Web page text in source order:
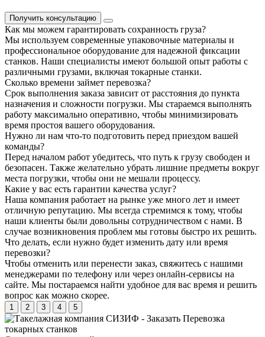
Получить консультацию
Как мы можем гарантировать сохранность груза?
Мы используем современные упаковочные материалы и
профессиональное оборудование для надежной фиксации
станков. Наши специалисты имеют большой опыт работы с
различными грузами, включая токарные станки.
Сколько времени займет перевозка?
Срок выполнения заказа зависит от расстояния до пункта
назначения и сложности погрузки. Мы стараемся выполнять
работу максимально оперативно, чтобы минимизировать
время простоя вашего оборудования.
Нужно ли нам что-то подготовить перед приездом вашей
команды?
Перед началом работ убедитесь, что путь к грузу свободен и
безопасен. Также желательно убрать лишние предметы вокруг
места погрузки, чтобы они не мешали процессу.
Какие у вас есть гарантии качества услуг?
Наша компания работает на рынке уже много лет и имеет
отличную репутацию. Мы всегда стремимся к тому, чтобы
наши клиенты были довольны сотрудничеством с нами. В
случае возникновения проблем мы готовы быстро их решить.
Что делать, если нужно будет изменить дату или время
перевозки?
Чтобы отменить или перенести заказ, свяжитесь с нашими
менеджерами по телефону или через онлайн-сервисы на
сайте. Мы постараемся найти удобное для вас время и решить
вопрос как можно скорее.
1 2 3 4 5